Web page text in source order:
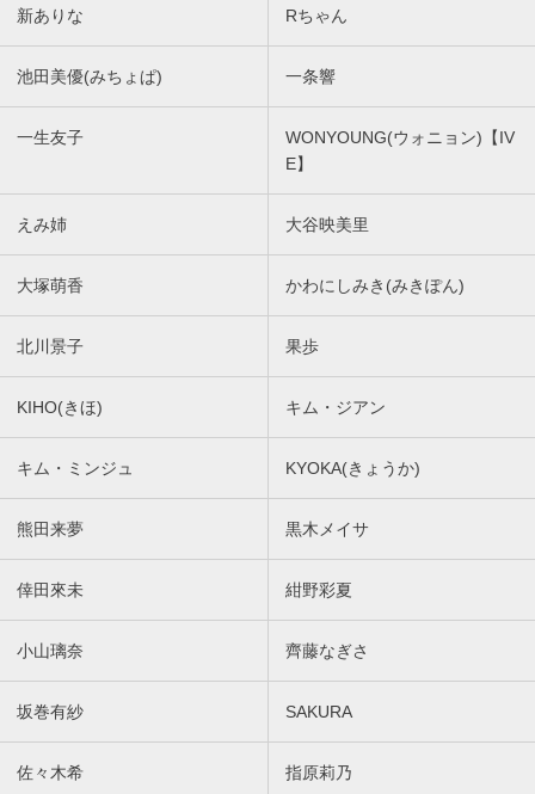
新ありな Rちゃん
池田美優(みちょぱ) 一条響
一生友子
WONYOUNG(ウォニョン)【IV
E】
えみ姉 大谷映美里
大塚萌香 かわにしみき(みきぽん)
北川景子 果歩
KIHO(きほ) キム・ジアン
キム・ミンジュ KYOKA(きょうか)
熊田来夢 黒木メイサ
倖田來未 紺野彩夏
小山璃奈 齊藤なぎさ
坂巻有紗 SAKURA
佐々木希 指原莉乃